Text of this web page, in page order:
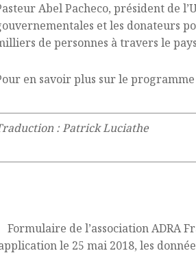
Abel Pacheco, président de
et les donateurs
de personnes à travers le
en savoir plus sur le
: Patrick Luciathe
Formulaire de l’association ADRA
le 25 mai 2018, les